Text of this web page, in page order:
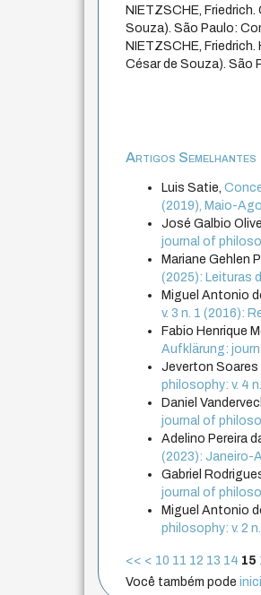
NIETZSCHE,
Souza). São Paulo:
NIETZSCHE,
César de Souza). São
Artigos Semelhantes
Luis Satie,
(2019), Maio-
José Galbio
journal of
Mariane Gehlen
(2025): Leituras
Miguel Antonio
v. 3 n. 1 (2016):
Fabio Henrique
Aufklärung:
Jeverton
philosophy: v. 4
Daniel
journal of
Adelino Pereira
(2023): Janeiro-
Gabriel
journal of
Miguel Antonio
philosophy: v. 2
<< < 10 11 12 13 14 15
Você também pode